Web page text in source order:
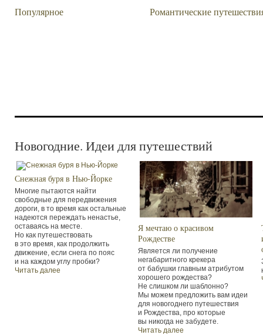
Популярное
Романтические
Новогодние. Идеи для путешествий
Снежная буря в Нью-Йорке
Многие пытаются найти
свободные для передвижения
дороги, в то время как остальные
надеются переждать ненастье,
оставаясь на месте.
Но как путешествовать
в это время, как продолжить
движение, если снега по пояс
и на каждом углу пробки?
Читать далее
Я мечтаю о красивом
Рождестве
Является ли получение
негабаритного крекера
от бабушки главным атрибутом
хорошего рождества?
Не слишком ли шаблонно?
Мы можем предложить вам идеи
для новогоднего путешествия
и Рождества, про которые
вы никогда не забудете.
Читать далее